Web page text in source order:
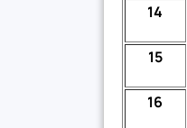
14
15
16